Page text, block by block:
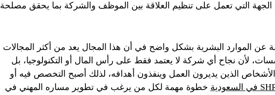
الجهة التي تعمل على تنظيم العلاقة بين الموظف والشركة بما يحقق مصلحة
عن الموارد البشرية بشكل واضح في أن هذا المجال يعد من أكثر المجالات
لأن نجاح أي شركة لا يعتمد فقط على رأس المال أو التكنولوجيا، بل
الذين يديرون العمل وينفذون أهدافه، لذلك أصبح التخصص فيه أو
خطوة مهمة لكل من يرغب في تطوير مساره المهني في